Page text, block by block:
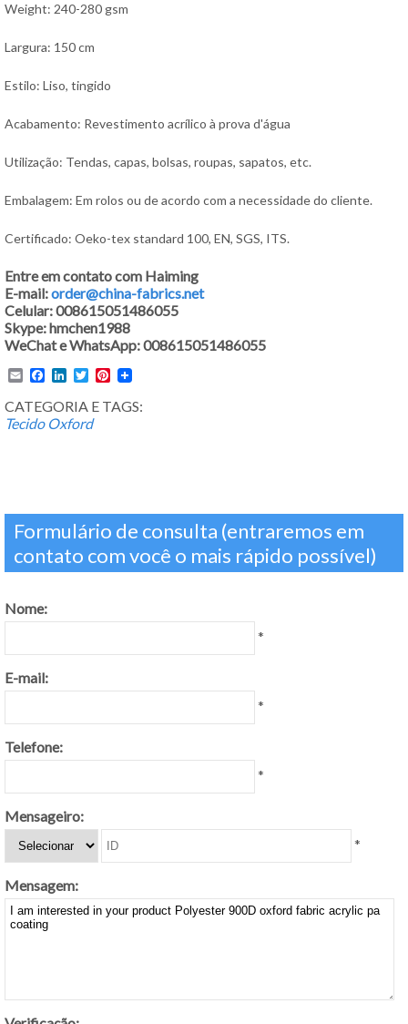
Weight: 240-280 gsm
Largura: 150 cm
Estilo: Liso, tingido
Acabamento: Revestimento acrílico à prova d'água
Utilização: Tendas, capas, bolsas, roupas, sapatos, etc.
Embalagem: Em rolos ou de acordo com a necessidade do cliente.
Certificado: Oeko-tex standard 100, EN, SGS, ITS.
Entre em contato com Haiming
E-mail:order@china-fabrics.net
Celular: 008615051486055
Skype: hmchen1988
WeChat e WhatsApp: 008615051486055
EmailFacebook
LinkedIn
TwitterPinterest
CATEGORIA E TAGS:
Tecido Oxford
Formulário de consulta (entraremos em
contato com você o mais rápido possível)
Nome:
*
E-mail:
*
Telefone:
*
Mensageiro:
*
Mensagem: